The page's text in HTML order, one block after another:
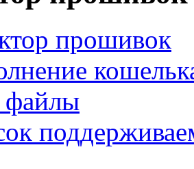
прошивок